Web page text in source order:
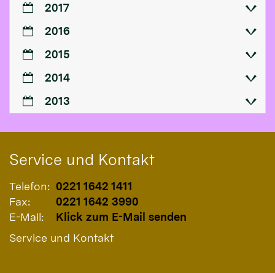
2017
2016
2015
2014
2013
Service und Kontakt
Telefon: 0221 1642 1411
Fax:
0221 1642 3990
E-Mail:
Klick zum E-Mail senden
Service und Kontakt